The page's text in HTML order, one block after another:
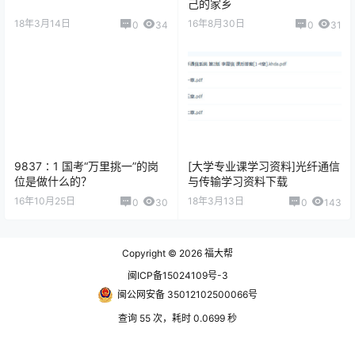
18年3月14日 0 34
己的家乡
16年8月30日 0 31
9837∶1 国考“万里挑一”的岗
位是做什么的？
16年10月25日 0 30
[大学专业课学习资料]光纤通信
与传输学习资料下载
18年3月13日 0 143
Copyright © 2026 福大帮
闽ICP备15024109号-3
闽公网安备 35012102500066号
查询 55 次，耗时 0.0699 秒